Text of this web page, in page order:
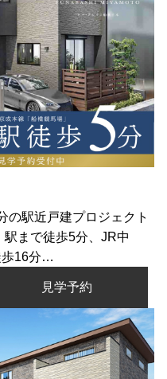
の駅近戸建プロジェクト
まで徒歩5分、JR中
歩16分…
見学予約